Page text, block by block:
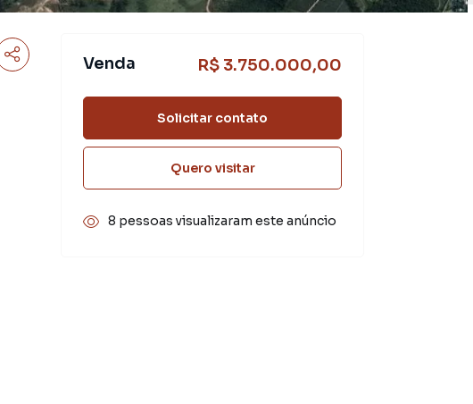
Venda R$ 3.750.000,00
Solicitar contato
Quero visitar
8 pessoas visualizaram este anúncio